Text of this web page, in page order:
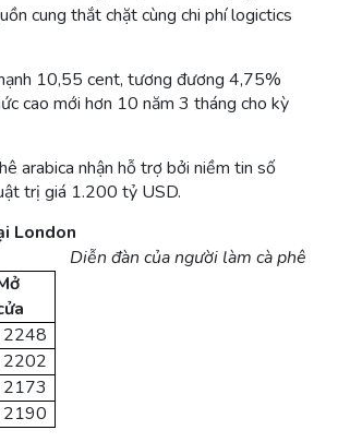
cung thắt chặt cùng chi phí logictics
10,55 cent, tương đương 4,75%
cao mới hơn 10 năm 3 tháng cho kỳ
arabica nhận hỗ trợ bởi niềm tin số
trị giá 1.200 tỷ USD.
London
Diễn đàn của người làm cà phê
2248
2202
2173
2190